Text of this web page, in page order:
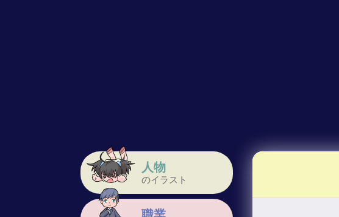
人物
のイラスト
職業